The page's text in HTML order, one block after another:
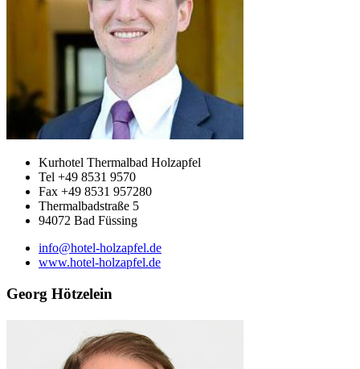
Kurhotel Thermalbad Holzapfel
Tel +49 8531 9570
Fax +49 8531 957280
Thermalbadstraße 5
94072 Bad Füssing
info@hotel-holzapfel.de
www.hotel-holzapfel.de
Georg Hötzelein